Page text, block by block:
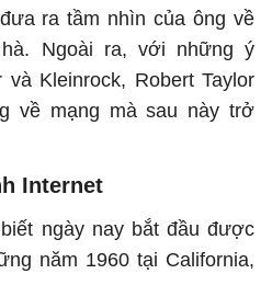
ra tầm nhìn của ông về
Ngoài ra, với những ý
Kleinrock, Robert Taylor
về mạng mà sau này trở
Internet
ngày nay bắt đầu được
năm 1960 tại California,